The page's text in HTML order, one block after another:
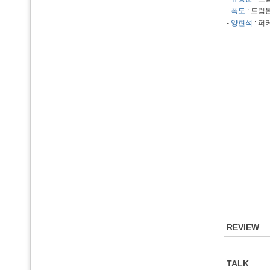
- 폭도 : 트럼
- 양현석 : 퍼
REVIEW
TALK